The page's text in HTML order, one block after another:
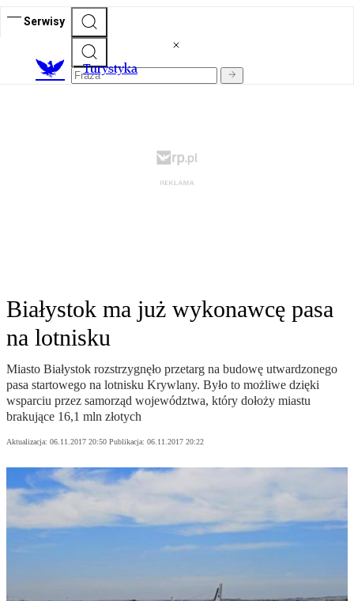
Serwisy
Turystyka
Białystok ma już wykonawcę pasa
na lotnisku
Miasto Białystok rozstrzygnęło przetarg na budowę utwardzonego
pasa startowego na lotnisku Krywlany. Było to możliwe dzięki
wsparciu przez samorząd województwa, który dołoży miastu
brakujące 16,1 mln złotych
Aktualizacja: 06.11.2017 20:50 Publikacja: 06.11.2017 20:22